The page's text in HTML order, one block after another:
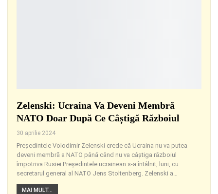
Zelenski: Ucraina Va Deveni Membră
NATO Doar După Ce Câștigă Războiul
30 aprilie 2024
Președintele Volodimir Zelenski crede că Ucraina nu va putea
deveni membră a NATO până când nu va câștiga războiul
împotriva Rusiei.Președintele ucrainean s-a întâlnit, luni, cu
secretarul general al NATO Jens Stoltenberg. Zelenski a
MAI MULT...